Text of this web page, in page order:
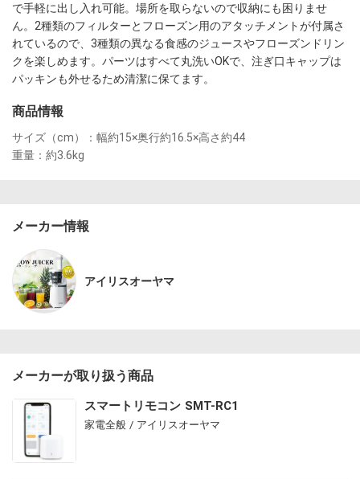
で手軽に出し入れ可能。場所を取らないので収納にも困りませ
ん。2種類のフィルターとフローズン用のアタッチメントが付属さ
れているので、3種類の異なる食感のジュースやフローズンドリン
クを楽しめます。パーツはすべて丸洗いOKで、注ぎ口キャップは
パッキンも外せるため清潔に保てます。
商品情報
サイズ（cm）：幅約15×奥行約16.5×高さ約44
重量：約3.6kg
メーカー情報
アイリスオーヤマ
メーカーが取り扱う商品
スマートリモコン SMT-RC1
家電全般 / アイリスオーヤマ